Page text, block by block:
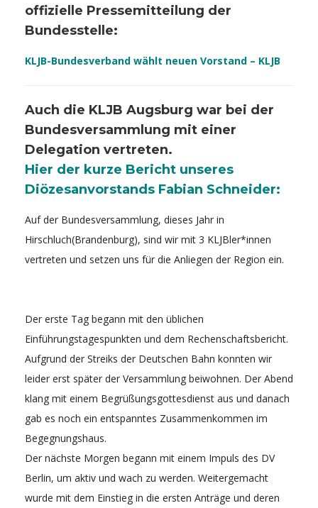
offizielle Pressemitteilung der
Bundesstelle:
KLJB-Bundesverband wählt neuen Vorstand – KLJB
Auch die KLJB Augsburg war bei der
Bundesversammlung mit einer
Delegation vertreten.
Hier der kurze Bericht unseres
Diözesanvorstands Fabian Schneider:
Auf der Bundesversammlung, dieses Jahr in
Hirschluch(Brandenburg), sind wir mit 3 KLJBler*innen
vertreten und setzen uns für die Anliegen der Region ein.
Der erste Tag begann mit den üblichen
Einführungstagespunkten und dem Rechenschaftsbericht.
Aufgrund der Streiks der Deutschen Bahn konnten wir
leider erst später der Versammlung beiwohnen. Der Abend
klang mit einem Begrüßungsgottesdienst aus und danach
gab es noch ein entspanntes Zusammenkommen im
Begegnungshaus.
Der nächste Morgen begann mit einem Impuls des DV
Berlin, um aktiv und wach zu werden. Weitergemacht
wurde mit dem Einstieg in die ersten Anträge und deren